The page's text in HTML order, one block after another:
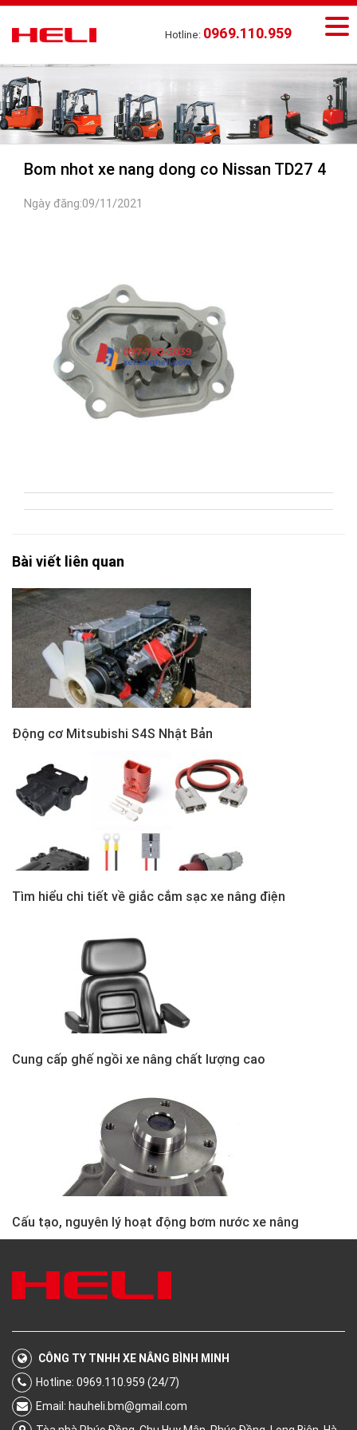
Hotline: 0969.110.959
Bom nhot xe nang dong co Nissan TD27 4
Ngày đăng:09/11/2021
Bài viết liên quan
Động cơ Mitsubishi S4S Nhật Bản
Tìm hiểu chi tiết về giắc cắm sạc xe nâng điện
Cung cấp ghế ngồi xe nâng chất lượng cao
Cấu tạo, nguyên lý hoạt động bơm nước xe nâng
CÔNG TY TNHH XE NÂNG BÌNH MINH
Hotline: 0969.110.959 (24/7)
Email: hauheli.bm@gmail.com